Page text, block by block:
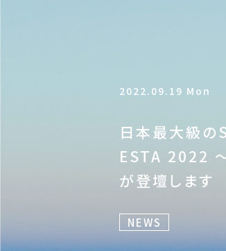
2022.09.19 Mon
日本最大級の
ESTA 2022
が登壇します
NEWS